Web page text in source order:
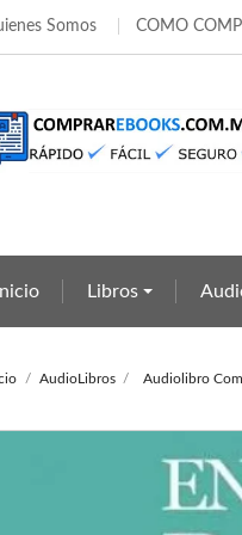
Somos COMO
Inicio Libros
AudioLibros Audiolibro